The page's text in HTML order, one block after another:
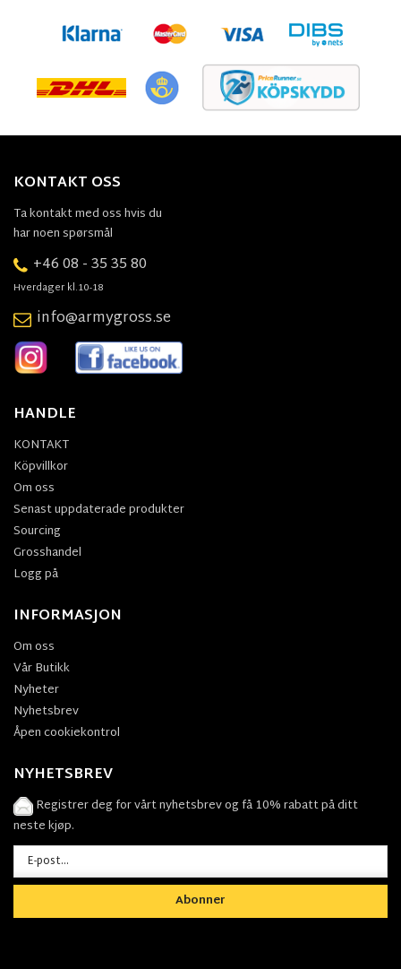
KONTAKT OSS
Ta kontakt med oss hvis du
har noen spørsmål
+46 08 - 35 35 80
Hverdager kl.10-18
info@armygross.se
HANDLE
KONTAKT
Köpvillkor
Om oss
Senast uppdaterade produkter
Sourcing
Grosshandel
Logg på
INFORMASJON
Om oss
Vår Butikk
Nyheter
Nyhetsbrev
Åpen cookiekontrol
NYHETSBREV
Registrer deg for vårt nyhetsbrev og få 10% rabatt på ditt
neste kjøp.
Abonner